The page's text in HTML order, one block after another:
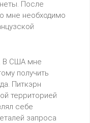
После
мне необходимо
В США мне
получить
Питкэрн
территорией
себе
запроса